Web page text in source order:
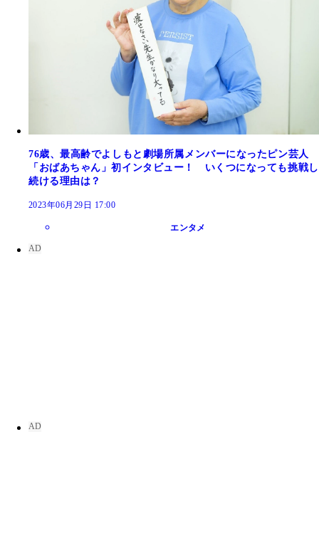
76歳、最高齢でよしもと劇場所属メンバーになったピン芸人
「おばあちゃん」初インタビュー！ いくつになっても挑戦し
続ける理由は？
2023年06月29日 17:00
エンタメ